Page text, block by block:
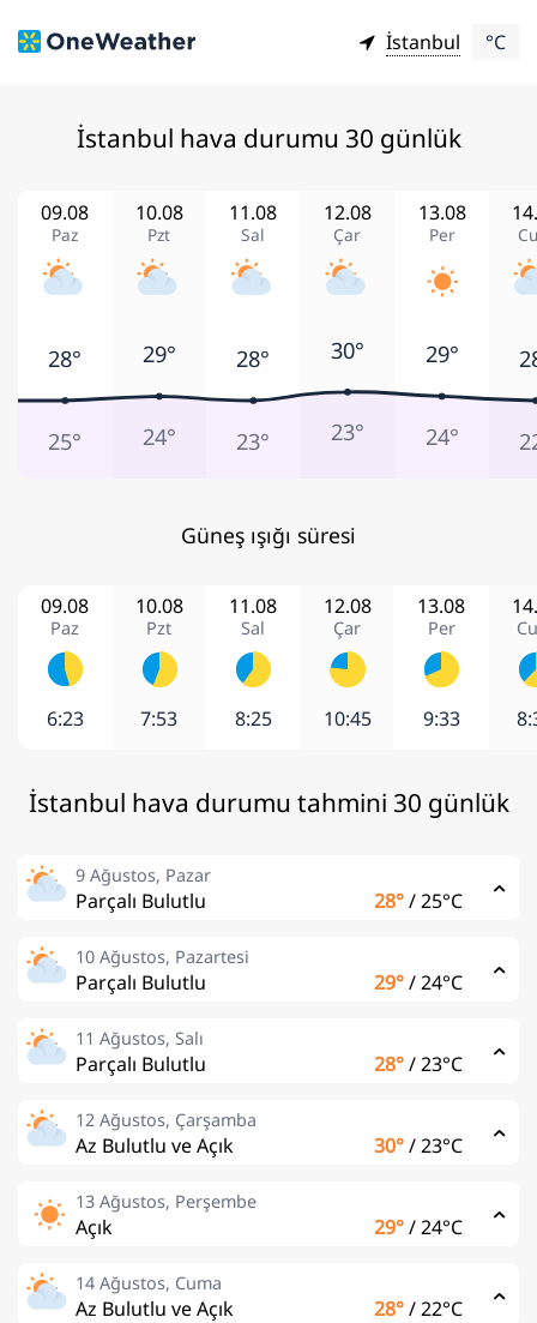
İstanbul °C
İstanbul hava durumu 30 günlük
Paz
09.08
Pzt
10.08
Sal
11.08
Çar
12.08
Per
13.08
28°
25°
29°
24°
28°
23°
30°
23°
29°
24°
Güneş ışığı süresi
09.08
Paz
6:23
10.08
Pzt
7:53
11.08
Sal
8:25
12.08
Çar
10:45
13.08
Per
9:33
İstanbul hava durumu tahmini 30 günlük
9 Ağustos, Pazar
Parçalı Bulutlu 28°/25°C
10 Ağustos, Pazartesi
Parçalı Bulutlu 29°/24°C
11 Ağustos, Salı
Parçalı Bulutlu 28°/23°C
12 Ağustos, Çarşamba
Az Bulutlu ve Açık 30°/23°C
13 Ağustos, Perşembe
Açık 29°/24°C
14 Ağustos, Cuma
Az Bulutlu ve Açık 28°/22°C